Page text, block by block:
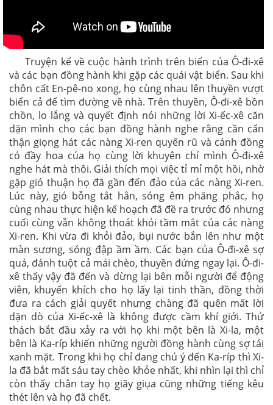
Truyện kể về cuộc hành trình trên biển của Ô-đi-xê
và các bạn đồng hành khi gặp các quái vật biển. Sau khi
chôn cất En-pê-no xong, họ cùng nhau lên thuyền vượt
biển cả để tìm đường về nhà. Trên thuyền, Ô-đi-xê bồn
chồn, lo lắng và quyết định nói những lời Xi-ếc-xê căn
dặn mình cho các bạn đồng hành nghe rằng cần cẩn
thận giọng hát các nàng Xi-ren quyến rũ và cánh đồng
cỏ đầy hoa của họ cùng lời khuyên chỉ mình Ô-đi-xê
nghe hát mà thôi. Giải thích mọi việc tỉ mỉ một hồi, nhờ
gặp gió thuận họ đã gần đến đảo của các nàng Xi-ren.
Lúc này, gió bỗng tắt hẳn, sóng êm phăng phắc, họ
cùng nhau thực hiện kế hoạch đã đề ra trước đó nhưng
cuối cùng vẫn không thoát khỏi tầm mắt của các nàng
Xi-ren. Khi vừa đi khỏi đảo, bụi nước bắn lên như một
màn sương, sóng đập ầm ầm. Các bạn của Ô-đi-xê sợ
quá, đánh tuột cả mái chèo, thuyền đứng ngay lại. Ô-đi-
xê thấy vậy đã đến và dừng lại bên mỗi người để động
viên, khuyến khích cho họ lấy lại tinh thần, đồng thời
đưa ra cách giải quyết nhưng chàng đã quên mất lời
dặn dò của Xi-ếc-xê là không được cầm khí giới. Thử
thách bắt đầu xảy ra với họ khi một bên là Xi-la, một
bên là Ka-ríp khiến những người đồng hành cùng sợ tái
xanh mặt. Trong khi họ chỉ đang chú ý đến Ka-ríp thì Xi-
la đã bắt mất sáu tay chèo khỏe nhất, khi nhìn lại thì chỉ
còn thấy chân tay họ giãy giụa cũng những tiếng kêu
thét lên và họ đã chết.